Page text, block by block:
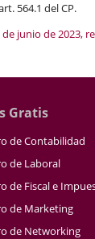
564.1 del CP.
junio de 2023,
Gratis
de Contabilidad
de Laboral
de Fiscal e
de Marketing
de Networking